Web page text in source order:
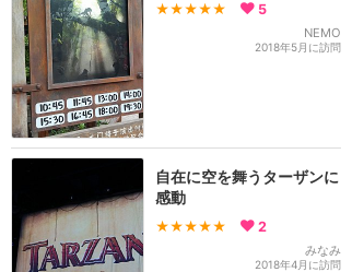
★★★★★ 5
NEMO
2018年5月に訪問
自在に空を舞うターザンに
感動
★★★★★ 2
みなみ
2018年4月に訪問